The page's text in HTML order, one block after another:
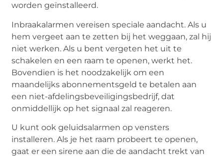
worden geïnstalleerd.
Inbraakalarmen vereisen speciale aandacht. Als u
hem vergeet aan te zetten bij het weggaan, zal hij
niet werken. Als u bent vergeten het uit te
schakelen en een raam te openen, werkt het.
Bovendien is het noodzakelijk om een ​​
maandelijks abonnementsgeld te betalen aan
een niet-afdelingsbeveiligingsbedrijf, dat
onmiddellijk op het signaal zal reageren.
U kunt ook geluidsalarmen op vensters
installeren. Als je het raam probeert te openen,
gaat er een sirene aan die de aandacht trekt van